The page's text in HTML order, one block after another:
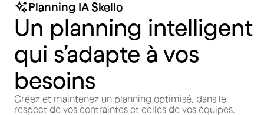
Planning IA Skello
Un planning intelligent
qui s’adapte à vos
besoins
Créez et maintenez un planning optimisé, dans le
respect de vos contraintes et celles de vos équipes.